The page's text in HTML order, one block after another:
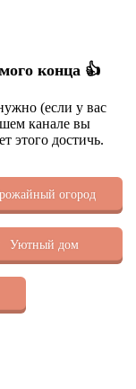
конца 👍
(если у вас
канале вы
этого достичь.
огород
Уютный дом